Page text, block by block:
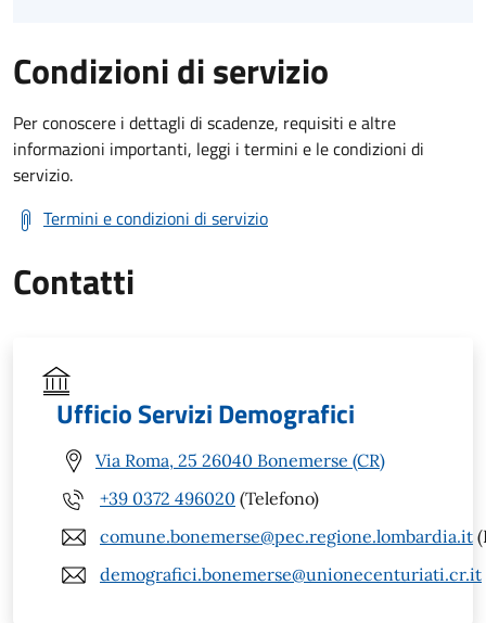
Condizioni di servizio
Per conoscere i dettagli di scadenze, requisiti e altre
informazioni importanti, leggi i termini e le condizioni di
servizio.
Termini e condizioni di servizio
Contatti
Ufficio Servizi Demografici
Via Roma, 25 26040 Bonemerse (CR)
+39 0372 496020 (Telefono)
comune.bonemerse@pec.regione.lombardia.it
demografici.bonemerse@unionecenturiati.cr.it